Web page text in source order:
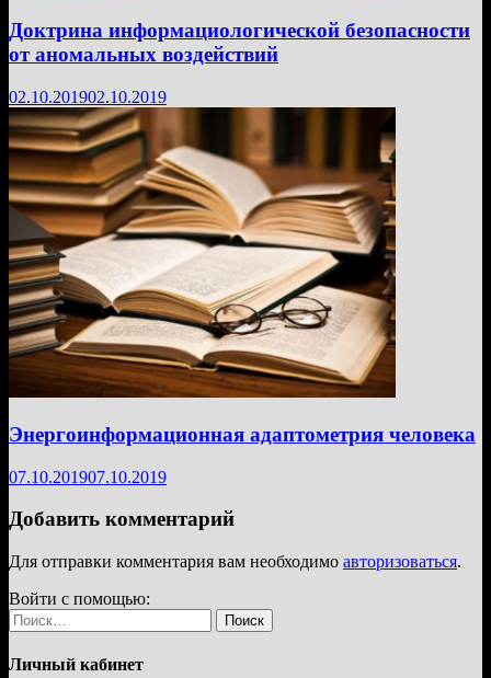
Доктрина информациологической безопасности
от аномальных воздействий
02.10.201902.10.2019
Энергоинформационная адаптометрия человека
07.10.201907.10.2019
Добавить комментарий
Для отправки комментария вам необходимо авторизоваться.
Войти с помощью:
Найти:
Личный кабинет